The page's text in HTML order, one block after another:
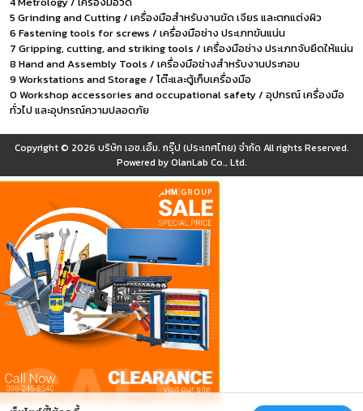
5 Grinding and Cutting / เครื่องมือสำหรับงานขัด เจียร และตกแต่งผิว
6 Fastening tools for screws / เครื่องมือช่าง ประเภทขันแน่น
7 Gripping, cutting, and striking tools / เครื่องมือช่าง ประเภทจับยึดให้แน่น
8 Hand and Assembly Tools / เครื่องมือช่างสำหรับงานประกอบ
9 Workstations and Storage / โต๊ะและตู้เก็บเครื่องมือ
0 Workshop accessories and occupational safety / อุปกรณ์ เครื่องมือ
ทั่วไป และอุปกรณ์ความปลอดภัย
Copyright © 2026 บริษัท เอช.เอ็ม. กรุ๊ป (ประเทศไทย) จำกัด All rights Reserved.
Powered byOlanLab Co., Ltd.